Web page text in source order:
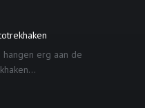
hangen erg aan de